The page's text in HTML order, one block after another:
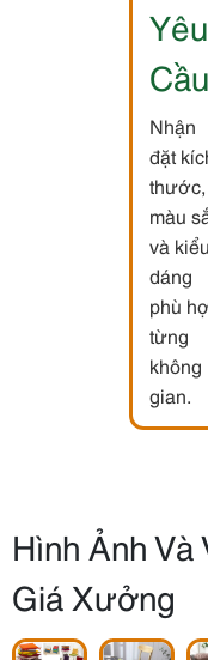
Yêu
Cầu
Nhận
đặt
thước,
màu
và kiểu
dáng
phù
từng
không
gian.
Hình Ảnh
Giá Xưởng